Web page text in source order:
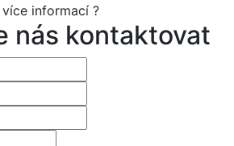
informací ?
nás kontaktovat